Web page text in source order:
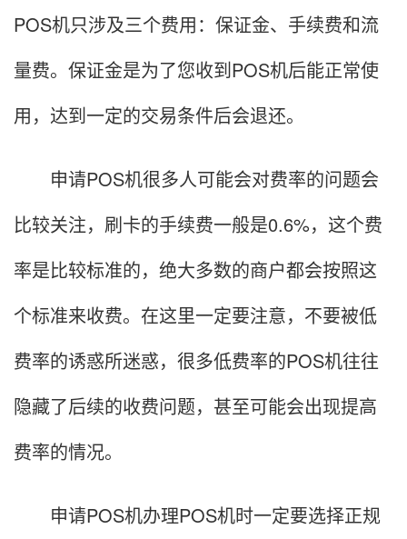
POS机只涉及三个费用：保证金、手续费和流
量费。保证金是为了您收到POS机后能正常使
用，达到一定的交易条件后会退还。
申请POS机很多人可能会对费率的问题会
比较关注，刷卡的手续费一般是0.6%，这个费
率是比较标准的，绝大多数的商户都会按照这
个标准来收费。在这里一定要注意，不要被低
费率的诱惑所迷惑，很多低费率的POS机往往
隐藏了后续的收费问题，甚至可能会出现提高
费率的情况。
申请POS机办理POS机时一定要选择正规